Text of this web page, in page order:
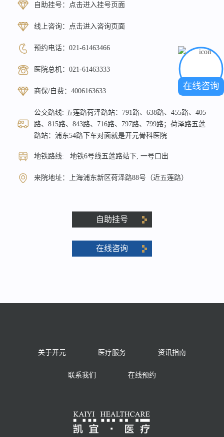
自助挂号： 点击进入挂号页面
线上咨询： 点击进入咨询页面
预约电话： 021-61463466
医院总机： 021-61463333
商保/自费： 4006163633
公交路线: 五莲路荷泽路站：791路、638路、455路、405
路、815路、843路、716路、797路、799路；荷泽路五莲
路站：浦东54路下车对面就是开元骨科医院
地铁路线: 地铁6号线五莲路站下, 一号口出
来院地址：上海浦东新区荷泽路88号（近五莲路）
自助挂号
在线咨询
关于开元 医疗服务 资讯指南
联系我们 在线预约
在线咨询